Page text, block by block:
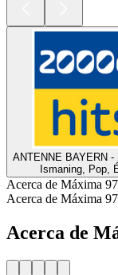
ANTENNE BAYERN -
Ismaning, Pop,
Acerca de Máxima
Acerca de Máxima
Acerca de